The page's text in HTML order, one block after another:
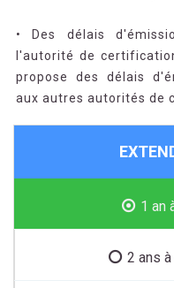
• Des délais
l'autorité de
propose des délais
aux autres autorités de
1 an
2 ans à